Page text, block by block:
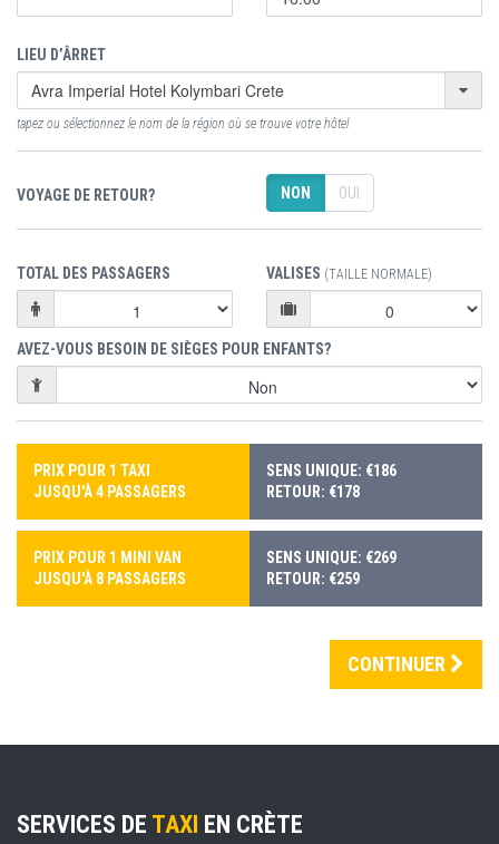
LIEU D’ÂRRET
tapez ou sélectionnez le nom de la région où se trouve votre hôtel
VOYAGE DE RETOUR? NON OUI
TOTAL DES PASSAGERS VALISES (TAILLE NORMALE)
AVEZ-VOUS BESOIN DE SIÈGES POUR ENFANTS?
PRIX POUR 1 TAXI
JUSQU'À 4 PASSAGERS
SENS UNIQUE: €186
RETOUR: €178
PRIX POUR 1 MINI VAN
JUSQU'À 8 PASSAGERS
SENS UNIQUE: €269
RETOUR: €259
CONTINUER
SERVICES DE TAXI EN CRÈTE